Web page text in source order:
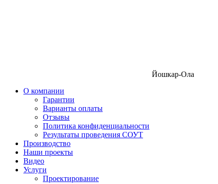
Йошкар-Ола
О компании
Гарантии
Варианты оплаты
Отзывы
Политика конфиденциальности
Результаты проведения СОУТ
Производство
Наши проекты
Видео
Услуги
Проектирование